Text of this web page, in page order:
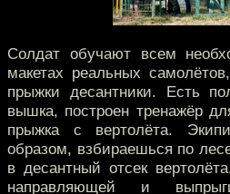
Солдат обучают всем
макетах реальных
прыжки десантники. Есть
вышка, построен тренажёр
прыжка с вертолёта.
образом, взбираешься по
в десантный отсек
направляющей и